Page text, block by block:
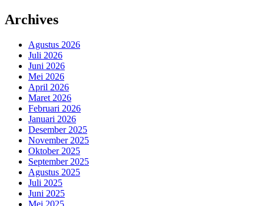
Archives
Agustus 2026
Juli 2026
Juni 2026
Mei 2026
April 2026
Maret 2026
Februari 2026
Januari 2026
Desember 2025
November 2025
Oktober 2025
September 2025
Agustus 2025
Juli 2025
Juni 2025
Mei 2025